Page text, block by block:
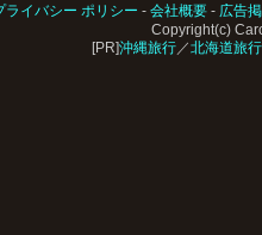
ライバシー ポリシー - 会社概要- 広告
Copyright(c)
[PR]沖縄旅行 ／北海道旅行